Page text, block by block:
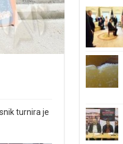
turnira je